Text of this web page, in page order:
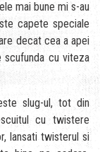
mai bune mi s-au
capete speciale
decat cea a apei
scufunda cu viteza
slug-ul, tot din
cu twistere
lansati twisterul si